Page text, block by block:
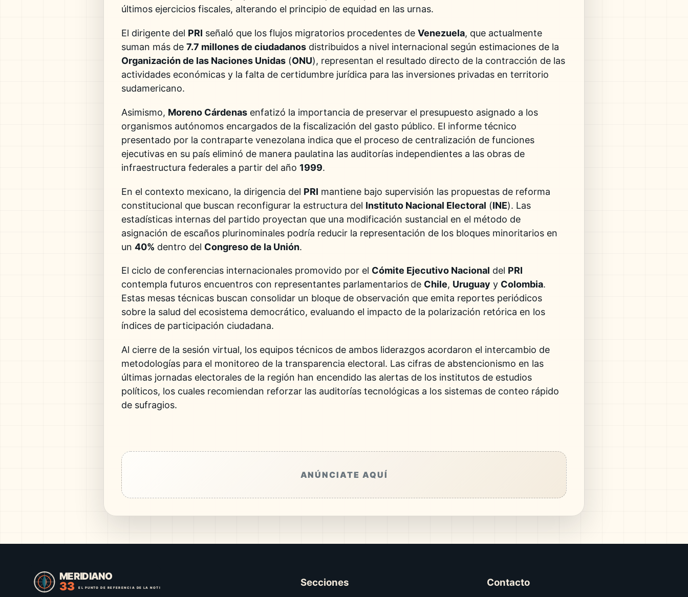
últimos ejercicios fiscales, alterando el principio de equidad en las urnas.
El dirigente del PRI señaló que los flujos migratorios procedentes de Venezuela, que actualmente
suman más de 7.7 millones de ciudadanos distribuidos a nivel internacional según estimaciones de la
Organización de las Naciones Unidas (ONU), representan el resultado directo de la contracción de las
actividades económicas y la falta de certidumbre jurídica para las inversiones privadas en territorio
sudamericano.
Asimismo, Moreno Cárdenas enfatizó la importancia de preservar el presupuesto asignado a los
organismos autónomos encargados de la fiscalización del gasto público. El informe técnico
presentado por la contraparte venezolana indica que el proceso de centralización de funciones
ejecutivas en su país eliminó de manera paulatina las auditorías independientes a las obras de
infraestructura federales a partir del año 1999.
En el contexto mexicano, la dirigencia del PRI mantiene bajo supervisión las propuestas de reforma
constitucional que buscan reconfigurar la estructura del Instituto Nacional Electoral (INE). Las
estadísticas internas del partido proyectan que una modificación sustancial en el método de
asignación de escaños plurinominales podría reducir la representación de los bloques minoritarios en
un 40% dentro del Congreso de la Unión.
El ciclo de conferencias internacionales promovido por el Cómite Ejecutivo Nacional del PRI
contempla futuros encuentros con representantes parlamentarios de Chile, Uruguay y Colombia.
Estas mesas técnicas buscan consolidar un bloque de observación que emita reportes periódicos
sobre la salud del ecosistema democrático, evaluando el impacto de la polarización retórica en los
índices de participación ciudadana.
Al cierre de la sesión virtual, los equipos técnicos de ambos liderazgos acordaron el intercambio de
metodologías para el monitoreo de la transparencia electoral. Las cifras de abstencionismo en las
últimas jornadas electorales de la región han encendido las alertas de los institutos de estudios
políticos, los cuales recomiendan reforzar las auditorías tecnológicas a los sistemas de conteo rápido
de sufragios.
ANÚNCIATE AQUÍ
Secciones Contacto